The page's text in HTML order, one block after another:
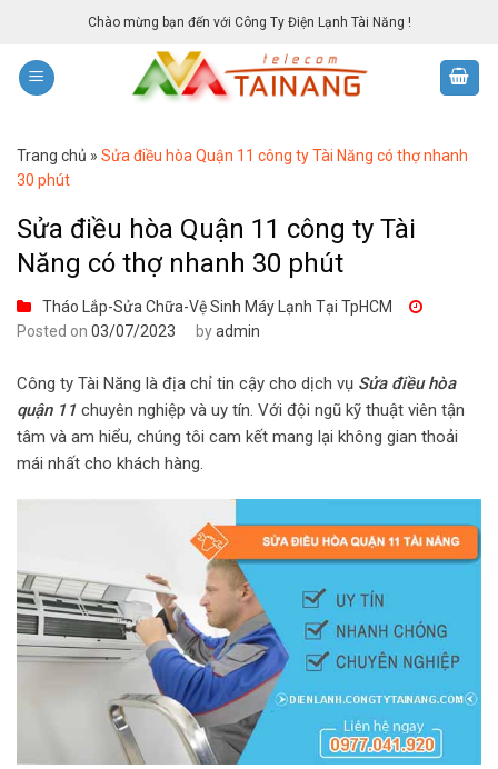
content
Chào mừng bạn đến với Công Ty Điện Lạnh Tài Năng !
Trang chủ » Sửa điều hòa Quận 11 công ty Tài Năng có thợ nhanh
30 phút
Sửa điều hòa Quận 11 công ty Tài
Năng có thợ nhanh 30 phút
Tháo Lắp-Sửa Chữa-Vệ Sinh Máy Lạnh Tại TpHCM
Posted on 03/07/2023 byadmin
Công ty Tài Năng là địa chỉ tin cậy cho dịch vụ Sửa điều hòa
quận 11 chuyên nghiệp và uy tín. Với đội ngũ kỹ thuật viên tận
tâm và am hiểu, chúng tôi cam kết mang lại không gian thoải
mái nhất cho khách hàng.